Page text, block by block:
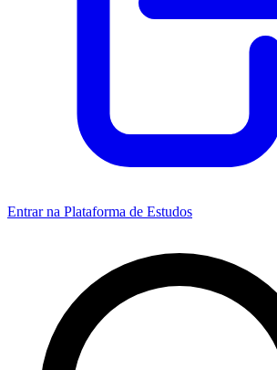
Entrar na Plataforma de Estudos